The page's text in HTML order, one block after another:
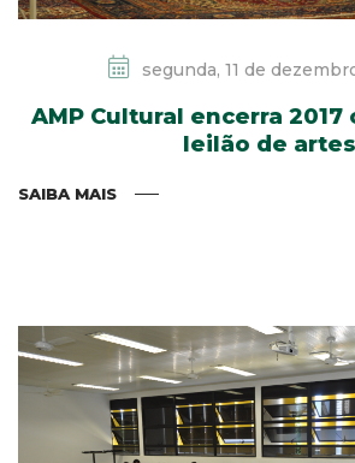
segunda, 11 de
AMP Cultural encerra 2017
leilão de artes
SAIBA MAIS